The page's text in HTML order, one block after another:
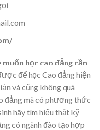
muốn học cao đẳng cần
để học Cao đẳng hiện
và cũng không quá
đẳng mà có phương thức
hãy tìm hiểu thật kỹ
có ngành đào tạo hợp